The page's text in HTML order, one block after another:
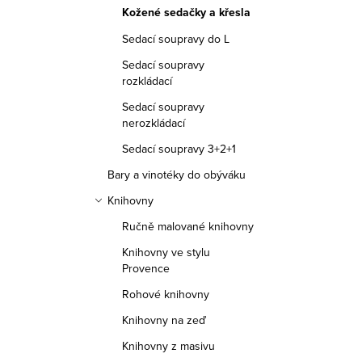
Kožené sedačky a křesla
Sedací soupravy do L
Sedací soupravy
rozkládací
Sedací soupravy
nerozkládací
Sedací soupravy 3+2+1
Bary a vinotéky do obýváku
Knihovny
Ručně malované knihovny
Knihovny ve stylu
Provence
Rohové knihovny
Knihovny na zeď
Knihovny z masivu